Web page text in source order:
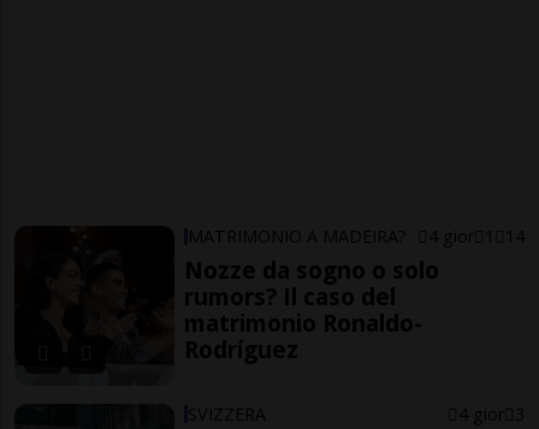
MATRIMONIO A MADEIRA? 4 gior 1 14
Nozze da sogno o solo
rumors? Il caso del
matrimonio Ronaldo-
Rodríguez
SVIZZERA 4 gior 3